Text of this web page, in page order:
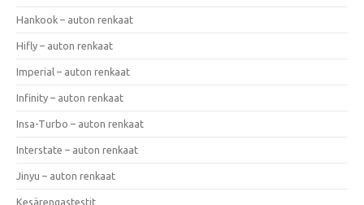
Hankook – auton renkaat
Hifly – auton renkaat
Imperial – auton renkaat
Infinity – auton renkaat
Insa-Turbo – auton renkaat
Interstate – auton renkaat
Jinyu – auton renkaat
Kesärengastestit